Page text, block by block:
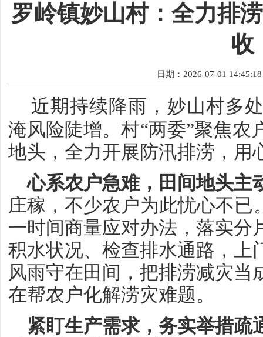
罗岭镇妙山村：全力排
收
日期：2026-07-01 14:45:18
近期持续降雨，妙山村多
淹风险陡增。村“两委”聚焦农
地头，全力开展防汛排涝，用
心系农户急难，田间地头主
庄稼，不少农户为此忧心不已
一时间商量应对办法，落实分
积水状况、检查排水通路，上
风雨守在田间，把排涝减灾当
在帮农户化解涝灾难题。
紧盯生产需求，务实举措疏